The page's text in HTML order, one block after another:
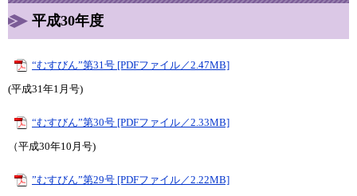
平成30年度
“むすびん”第31号 [PDFファイル／2.47MB]
(平成31年1月号)
“むすびん”第30号 [PDFファイル／2.33MB]
（平成30年10月号)
”むすびん”第29号 [PDFファイル／2.22MB]